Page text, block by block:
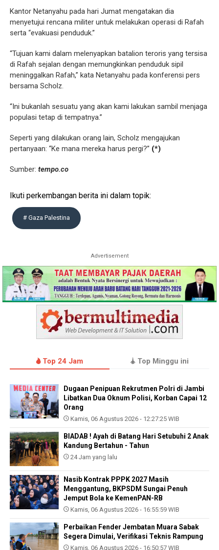
Kantor Netanyahu pada hari Jumat mengatakan dia
menyetujui rencana militer untuk melakukan operasi di Rafah
serta “evakuasi penduduk.”
“Tujuan kami dalam melenyapkan batalion teroris yang tersisa
di Rafah sejalan dengan memungkinkan penduduk sipil
meninggalkan Rafah,” kata Netanyahu pada konferensi pers
bersama Scholz.
“Ini bukanlah sesuatu yang akan kami lakukan sambil menjaga
populasi tetap di tempatnya.”
Seperti yang dilakukan orang lain, Scholz mengajukan
pertanyaan: “Ke mana mereka harus pergi?” (*)
Sumber: tempo.co
Ikuti perkembangan berita ini dalam topik:
# Gaza Palestina
Advertisement
Top 24 Jam Top Minggu ini
Dugaan Penipuan Rekrutmen Polri di Jambi
Libatkan Dua Oknum Polisi, Korban Capai 12
Orang
Kamis, 06 Agustus 2026 - 12:27:25 WIB
BIADAB ! Ayah di Batang Hari Setubuhi 2 Anak
Kandung Bertahun - Tahun
24 Jam yang lalu
Nasib Kontrak PPPK 2027 Masih
Menggantung, BKPSDM Sungai Penuh
Jemput Bola ke KemenPAN-RB
Kamis, 06 Agustus 2026 - 16:55:59 WIB
Perbaikan Fender Jembatan Muara Sabak
Segera Dimulai, Verifikasi Teknis Rampung
Kamis, 06 Agustus 2026 - 16:50:57 WIB